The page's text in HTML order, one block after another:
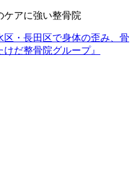
ケアに強い整骨院